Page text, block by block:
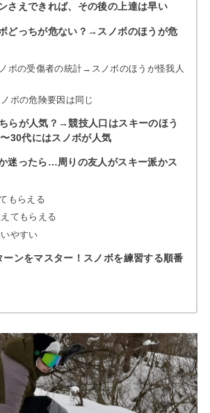
さえできれば、その後の上達は早い
どっちが危ない？→スノボのほうが危
ボの受傷者の統計→スノボのほうが怪我人
ボの危険要因は同じ
らが人気？→競技人口はスキーのほう
30代にはスノボが人気
迷ったら…周りの友人がスキー派かス
もらえる
てもらえる
やすい
ーンをマスター！スノボを練習する順番